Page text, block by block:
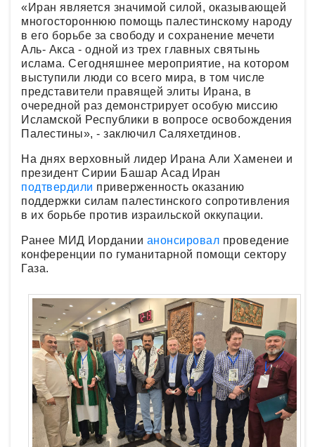
«Иран является значимой силой, оказывающей
многостороннюю помощь палестинскому народу
в его борьбе за свободу и сохранение мечети
Аль- Акса - одной из трех главных святынь
ислама. Сегодняшнее мероприятие, на котором
выступили люди со всего мира, в том числе
представители правящей элиты Ирана, в
очередной раз демонстрирует особую миссию
Исламской Республики в вопросе освобождения
Палестины», - заключил Саляхетдинов.
На днях верховный лидер Ирана Али Хаменеи и
президент Сирии Башар Асад Иран
подтвердили приверженность оказанию
поддержки силам палестинского сопротивления
в их борьбе против израильской оккупации.
Ранее МИД Иордании анонсировал проведение
конференции по гуманитарной помощи сектору
Газа.